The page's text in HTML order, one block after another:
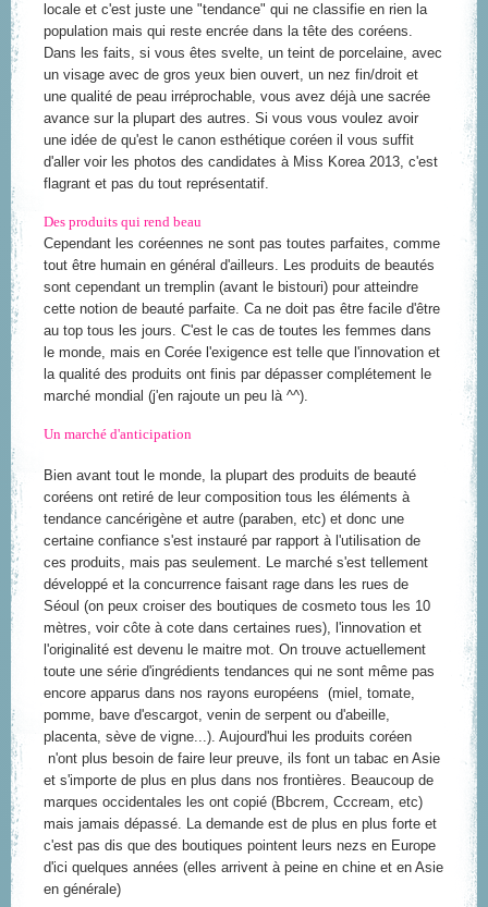
locale et c'est juste une "tendance" qui ne classifie en rien la
population mais qui reste encrée dans la tête des coréens.
Dans les faits, si vous êtes svelte, un teint de porcelaine, avec
un visage avec de gros yeux bien ouvert, un nez fin/droit et
une qualité de peau irréprochable, vous avez déjà une sacrée
avance sur la plupart des autres. Si vous vous voulez avoir
une idée de qu'est le canon esthétique coréen il vous suffit
d'aller voir les photos des candidates à Miss Korea 2013, c'est
flagrant et pas du tout représentatif.
Des produits qui rend beau
Cependant les coréennes ne sont pas toutes parfaites, comme
tout être humain en général d'ailleurs. Les produits de beautés
sont cependant un tremplin (avant le bistouri) pour atteindre
cette notion de beauté parfaite. Ca ne doit pas être facile d'être
au top tous les jours. C'est le cas de toutes les femmes dans
le monde, mais en Corée l'exigence est telle que l'innovation et
la qualité des produits ont finis par dépasser complétement le
marché mondial (j'en rajoute un peu là ^^).
Un marché d'anticipation
Bien avant tout le monde, la plupart des produits de beauté
coréens ont retiré de leur composition tous les éléments à
tendance cancérigène et autre (paraben, etc) et donc une
certaine confiance s'est instauré par rapport à l'utilisation de
ces produits, mais pas seulement. Le marché s'est tellement
développé et la concurrence faisant rage dans les rues de
Séoul (on peux croiser des boutiques de cosmeto tous les 10
mètres, voir côte à cote dans certaines rues), l'innovation et
l'originalité est devenu le maitre mot. On trouve actuellement
toute une série d'ingrédients tendances qui ne sont même pas
encore apparus dans nos rayons européens (miel, tomate,
pomme, bave d'escargot, venin de serpent ou d'abeille,
placenta, sève de vigne...). Aujourd'hui les produits coréen
n'ont plus besoin de faire leur preuve, ils font un tabac en Asie
et s'importe de plus en plus dans nos frontières. Beaucoup de
marques occidentales les ont copié (Bbcrem, Cccream, etc)
mais jamais dépassé. La demande est de plus en plus forte et
c'est pas dis que des boutiques pointent leurs nezs en Europe
d'ici quelques années (elles arrivent à peine en chine et en Asie
en générale)